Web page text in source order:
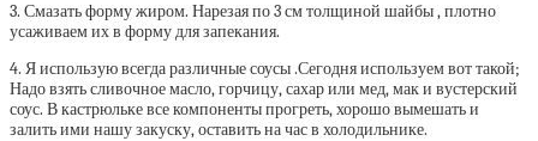
3. Смазать форму жиром. Нарезая по 3 см толщиной шайбы , плотно
усаживаем их в форму для запекания.
4. Я использую всегда различные соусы .Сегодня используем вот такой;
Надо взять сливочное масло, горчицу, сахар или мед, мак и вустерский
соус. В кастрюльке все компоненты прогреть, хорошо вымешать и
залить ими нашу закуску, оставить на час в холодильнике.